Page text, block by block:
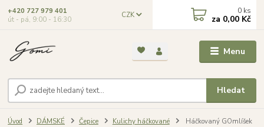
Menu
CZK
Hledat
+420 727 979 401
út - pá, 9:00 - 16:30
0 ks
za 0,00 Kč
Úvod DÁMSKÉ Čepice Kulichy háčkované Háčkovaný GOmlíšek